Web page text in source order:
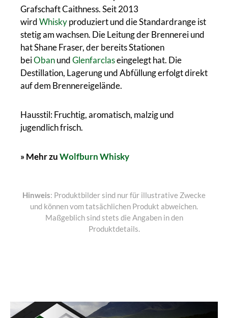
Grafschaft Caithness. Seit 2013
wirdWhiskyproduziert und die Standardrange ist
stetig am wachsen. Die Leitung der Brennerei und
hat Shane Fraser, der bereits Stationen
beiObanundGlenfarclaseingelegt hat. Die
Destillation, Lagerung und Abfüllung erfolgt direkt
auf dem Brennereigelände.
Hausstil: Fruchtig, aromatisch, malzig und
jugendlich frisch.
» Mehr zuWolfburn Whisky
Hinweis: Produktbilder sind nur für illustrative Zwecke
und können vom tatsächlichen Produkt abweichen.
Maßgeblich sind stets die Angaben in den
Produktdetails.